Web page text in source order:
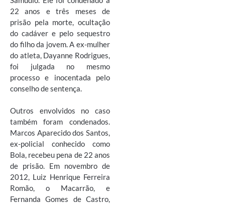
22 anos e três meses de
prisão pela morte, ocultação
do cadáver e pelo sequestro
do filho da jovem. A ex-mulher
do atleta, Dayanne Rodrigues,
foi julgada no mesmo
processo e inocentada pelo
conselho de sentença.
Outros envolvidos no caso
também foram condenados.
Marcos Aparecido dos Santos,
ex-policial conhecido como
Bola, recebeu pena de 22 anos
de prisão. Em novembro de
2012, Luiz Henrique Ferreira
Romão, o Macarrão, e
Fernanda Gomes de Castro,